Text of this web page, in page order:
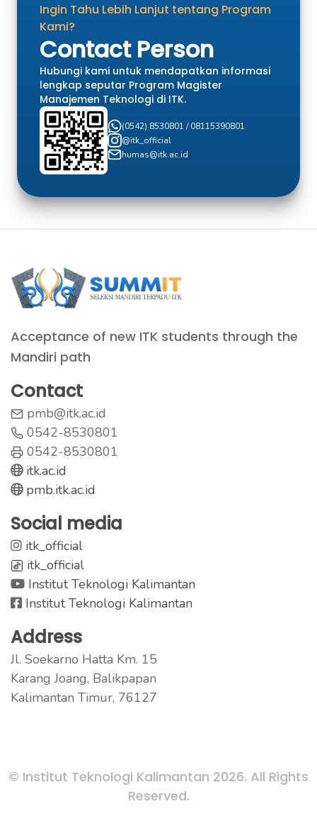
Ingin Tahu Lebih Lanjut tentang Program
Kami?
Contact Person
Hubungi kami untuk mendapatkan informasi
lengkap seputar Program Magister
Manajemen Teknologi di ITK.
(0542) 8530801 / 08115390801
@itk_official
humas@itk.ac.id
Acceptance of new ITK students through the
Mandiri path
Contact
pmb@itk.ac.id
0542-8530801
0542-8530801
itk.ac.id
pmb.itk.ac.id
Social media
itk_official
itk_official
Institut Teknologi Kalimantan
Institut Teknologi Kalimantan
Address
Jl. Soekarno Hatta Km. 15
Karang Joang, Balikpapan
Kalimantan Timur, 76127
© Institut Teknologi Kalimantan 2026. All Rights
Reserved.